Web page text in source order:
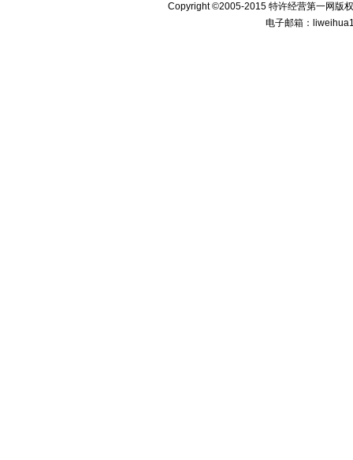
Copyright ©2005-2015 特许经营第一网版
电子邮箱：